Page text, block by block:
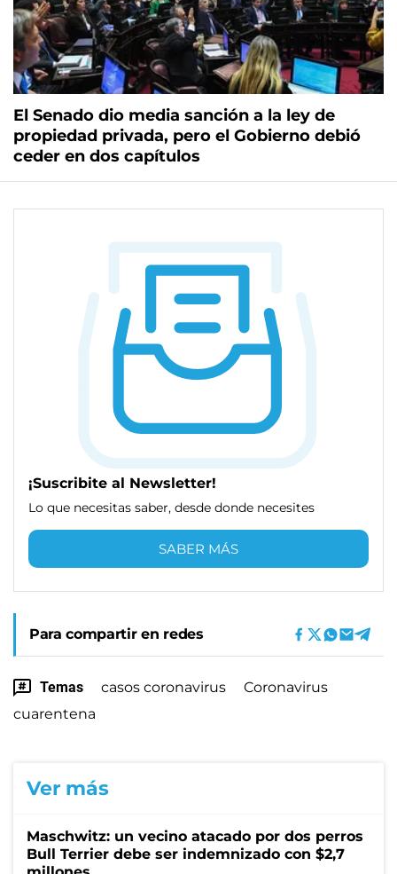
El Senado dio media sanción a la ley de
propiedad privada, pero el Gobierno debió
ceder en dos capítulos
¡Suscribite al Newsletter!
Lo que necesitas saber, desde donde necesites
SABER MÁS
Para compartir en redes
Temas casos coronavirus
Coronavirus
cuarentena
Ver más
Maschwitz: un vecino atacado por dos perros
Bull Terrier debe ser indemnizado con $2,7